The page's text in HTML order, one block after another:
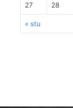
« stu
27 28